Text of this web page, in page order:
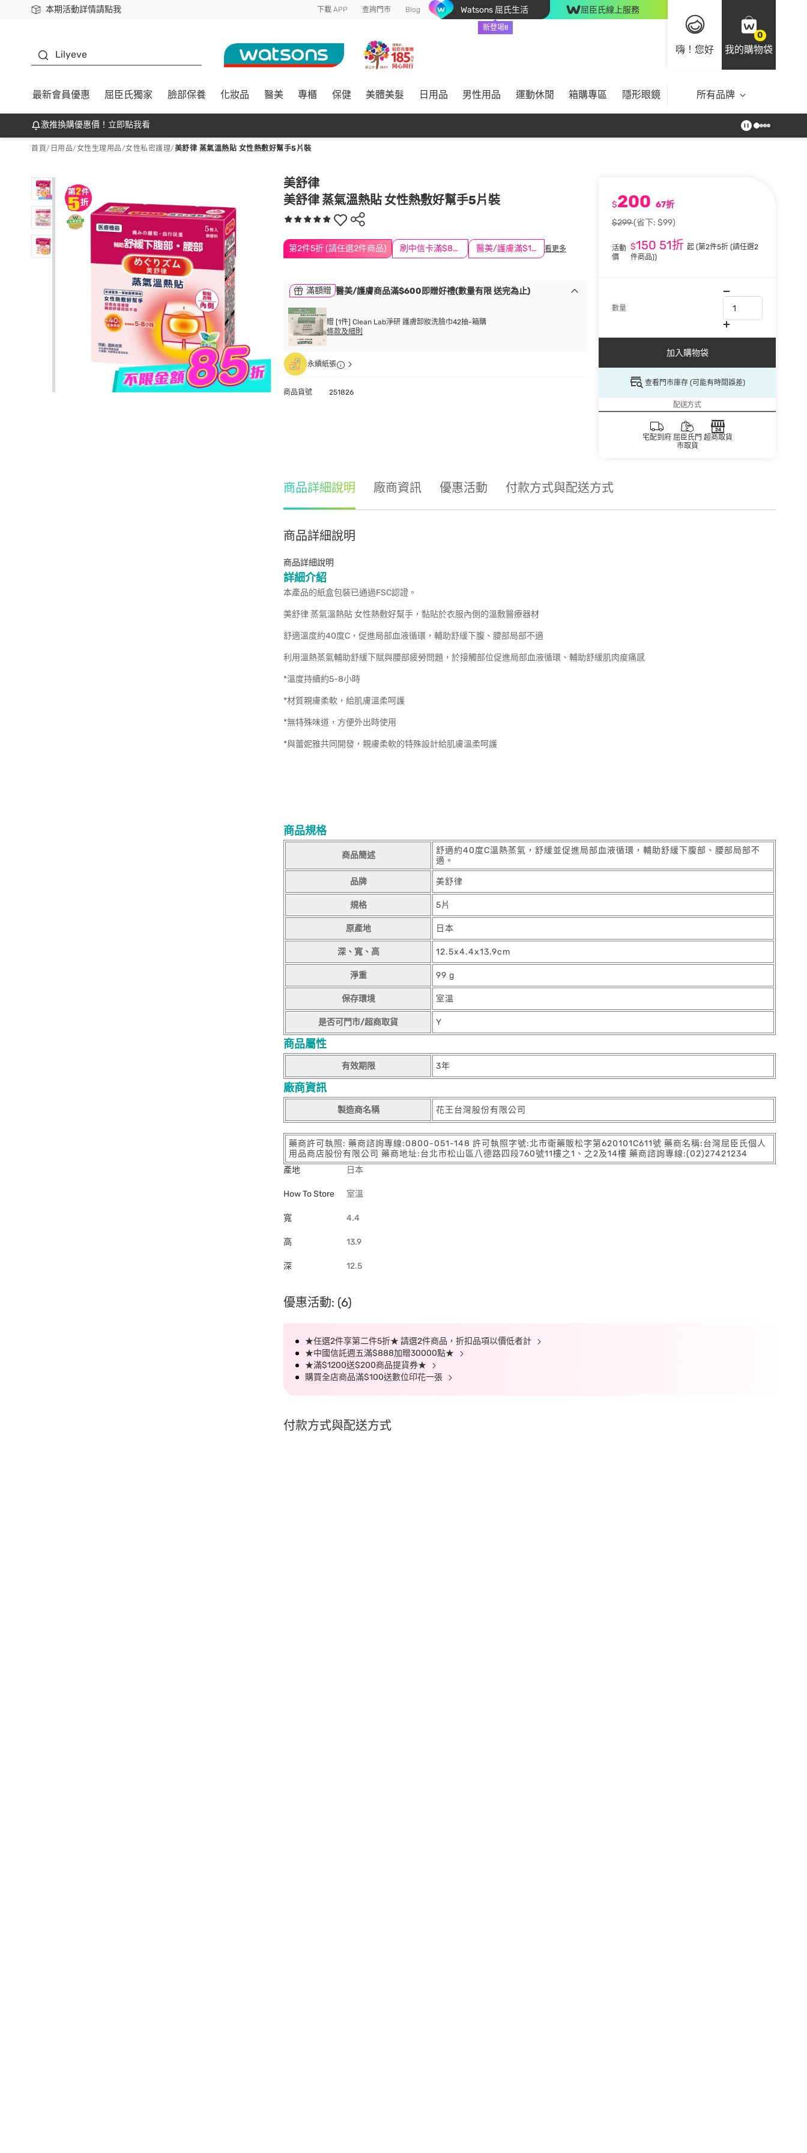
本期活動詳情請點我
下載app最高回饋$350 下載 APP 查詢門市 Blog Watsons 屈氏生活
新登場!!
屈臣氏線上服務
嗨！您好
0
我的購物袋
Lilyeve
最新會員優惠 屈臣氏獨家 臉部保養 化妝品 醫美 專櫃 保健 美體美髮 日用品 男性用品 運動休閒 箱購專區 隱形眼鏡 所有品牌
激推換購優惠價！立即點我看
首頁/ 日用品/女性生理用品/女性私密護理/美舒律 蒸氣溫熱貼 女性熱敷好幫手5片裝
美舒律
美舒律 蒸氣溫熱貼 女性熱敷好幫手5片裝
第2件5折 (請任選2件商品) 刷中信卡滿$888送3萬點 醫美/護膚滿$1200送$200 看更多
$200 67折
$299(省下: $99)
活動
價
$150 51折 起 (第2件5折 (請任選2
件商品))
數量
加入購物袋
查看門市庫存 (可能有時間誤差)
配送方式
宅配到府 屈臣氏門
市取貨
超商取貨
滿額贈 醫美/護膚商品滿$600即贈好禮(數量有限 送完為止)
贈 [1件] Clean Lab淨研 護膚卸妝洗臉巾42抽-箱購
條款及細則
永續紙張
商品貨號 251826
商品詳細說明 廠商資訊 優惠活動 付款方式與配送方式
商品詳細說明
商品詳細說明
詳細介紹
本產品的紙盒包裝已通過FSC認證。
美舒律 蒸氣溫熱貼 女性熱敷好幫手，黏貼於衣服內側的溫敷醫療器材
舒適溫度約40度C，促進局部血液循環，輔助舒緩下腹、腰部局部不適
利用溫熱蒸氣輔助舒緩下賦與腰部疲勞問題，於接觸部位促進局部血液循環、輔助舒緩肌肉痠痛感
*溫度持續約5-8小時
*材質親膚柔軟，給肌膚溫柔呵護
*無特殊味道，方便外出時使用
*與蕾妮雅共同開發，親膚柔軟的特殊設計給肌膚溫柔呵護
商品規格
商品簡述
舒適約40度C溫熱蒸氣，舒緩並促進局部血液循環，輔助舒緩下腹部、腰部局部不
適。
品牌 美舒律
規格 5片
原產地 日本
深、寬、高 12.5x4.4x13.9cm
淨重 99 g
保存環境 室溫
是否可門市/超商取貨 Y
商品屬性
有效期限 3年
廠商資訊
製造商名稱 花王台灣股份有限公司
藥商許可執照: 藥商諮詢專線:0800-051-148 許可執照字號:北市衛藥販松字第620101C611號 藥商名稱:台灣屈臣氏個人
用品商店股份有限公司 藥商地址:台北市松山區八德路四段760號11樓之1、之2及14樓 藥商諮詢專線:(02)27421234
產地
日本
How To Store 室溫
寬 4.4
高 13.9
深 12.5
優惠活動: (6)
★任選2件享第二件5折★ 請選2件商品，折扣品項以價低者計
★中國信託週五滿$888加贈30000點★
★滿$1200送$200商品提貨券★
購買全店商品滿$100送數位印花一張
付款方式與配送方式